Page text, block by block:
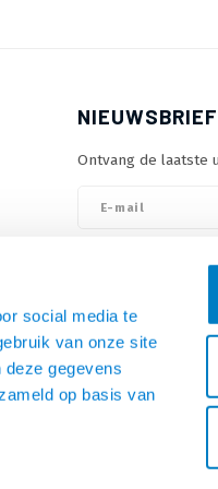
social media te
van onze site
gegevens
op basis van
NIEUWSBRIEF
Ontvang de laatste